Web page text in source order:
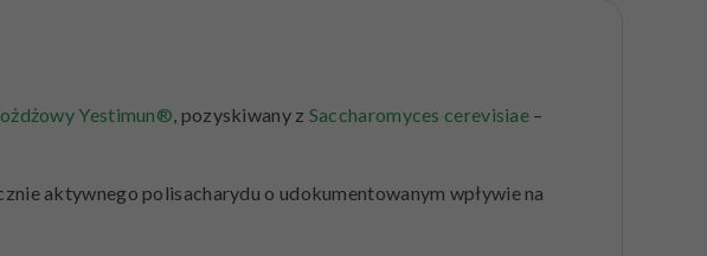
Yestimun®, pozyskiwany z Saccharomyces cerevisiae –
aktywnego polisacharydu o udokumentowanym wpływie na